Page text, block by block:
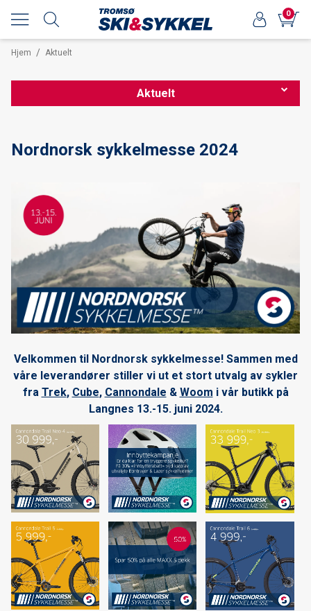
0
Hjem / Aktuelt
Aktuelt
Nordnorsk sykkelmesse 2025
OPPDATERT Smøretips Reistadløpet 2025
Smøretips Reistadløpet 2025
Ekspedisjoner og turinspirasjon med Kristin Harila hos Tromsø
ski & sykkel
Ski, snowshoe & bike rental in Tromsø
NYE Trek Rail+ er her
Forhåndsbestilling langrennsski 2024/25
Nordnorsk sykkelmesse 2024
Cannondale Moterra SL
Forhåndsbestilling av 2024 Cannondale & Trek sykler
Norske ski siden 1906
Forhåndsbestilling langrennsski 2023/24
Kom og prøv fulldempet elsykkel
Nordnorsk sykkelmesse 2023
Nordnorsk sykkelmesse 2024
Velkommen til Nordnorsk sykkelmesse! Sammen med
våre leverandører stiller vi ut et stort utvalg av sykler
fra Trek, Cube, Cannondale & Woom i vår butikk på
Langnes 13.-15. juni 2024.